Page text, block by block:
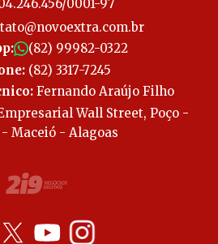
0001-97
(82) 99982-0322
(82) 3317-7245
Fernando Araújo Filho
Wall Street, Poço -
- Maceió - Alagoas